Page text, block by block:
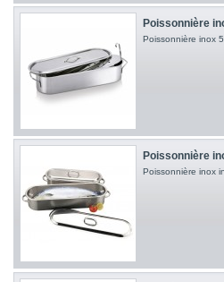
Poissonnière
Poissonnière inox
Poissonnière
Poissonnière inox